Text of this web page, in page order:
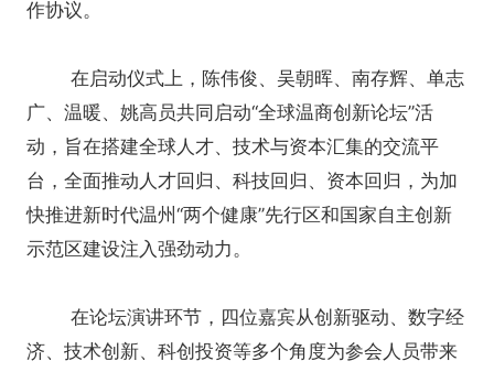
作协议。
在启动仪式上，陈伟俊、吴朝晖、南存辉、单志
广、温暖、姚高员共同启动“全球温商创新论坛”活
动，旨在搭建全球人才、技术与资本汇集的交流平
台，全面推动人才回归、科技回归、资本回归，为加
快推进新时代温州“两个健康”先行区和国家自主创新
示范区建设注入强劲动力。
在论坛演讲环节，四位嘉宾从创新驱动、数字经
济、技术创新、科创投资等多个角度为参会人员带来